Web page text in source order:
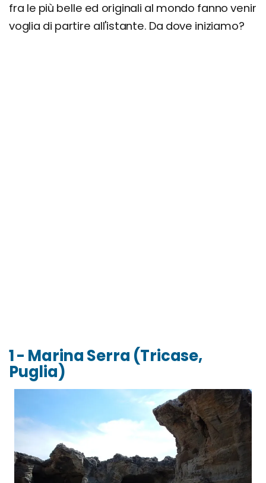
fra le più belle ed originali al mondo fanno venir
voglia di partire all'istante. Da dove iniziamo?
1 - Marina Serra (Tricase,
Puglia)